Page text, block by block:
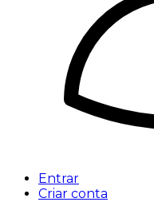
Entrar
Criar conta